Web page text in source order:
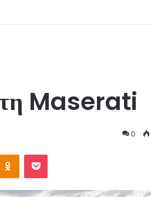
Maserati
0
Odnoklassniki
Pocket